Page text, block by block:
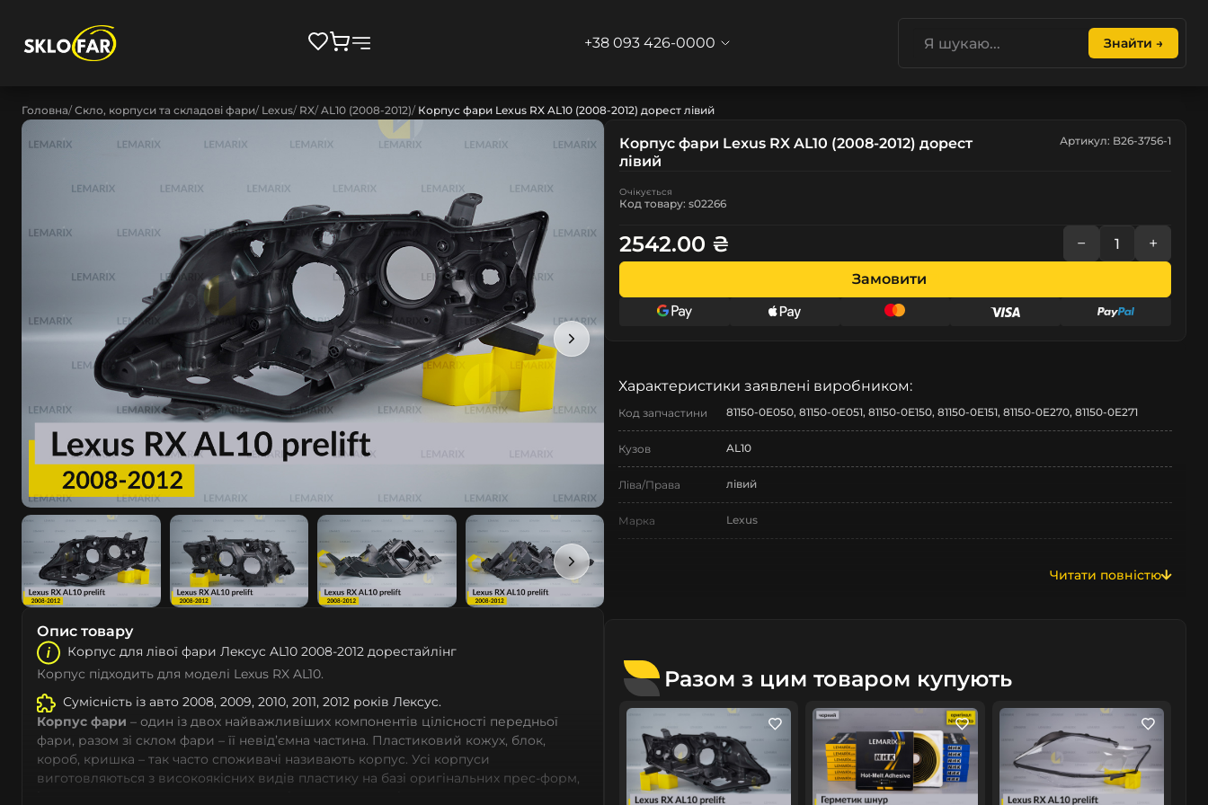
+38 093 426-0000 Знайти →
Головна Скло, корпуси та складові фари Lexus RX AL10 (2008-2012) Корпус фари Lexus RX AL10 (2008-2012) дорест лівий
Опис товару
Корпус для лівої фари Лeкcуc AL10 2008-2012 дорестайлінг
Корпус підходить для моделі Lexus RX AL10.
Сумісність із авто 2008, 2009, 2010, 2011, 2012 років Лeкcуc.
Корпус фари – один із двох найважливіших компонентів цілісності передньої
фари, разом зі склом фари – її невід’ємна частина. Пластиковий кожух, блок,
короб, кришка – так часто споживачі називають корпус. Усі корпуси
виготовляються з високоякісних видів пластику на базі оригінальних прес-форм,
Корпус фари Lexus RX AL10 (2008-2012) дорест
лівий
Артикул: B26-3756-1
Очікується
Код товару: s02266
2542.00 ₴ − +
Замовити
Характеристики заявлені виробником:
Код запчастини 81150-0E050, 81150-0E051, 81150-0E150, 81150-0E151, 81150-0E270, 81150-0E271
Кузов AL10
Ліва/Права лівий
Марка Lexus
Покоління
Рік випуску
Рестайлінг/
Дорестайлінг
дорестайлінг
Стан Нове
Читати повністю
Разом з цим товаром купують